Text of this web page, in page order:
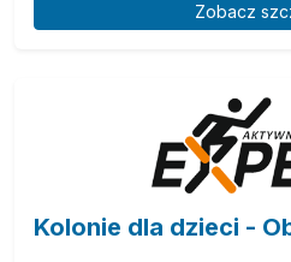
Zobacz
Kolonie dla dzieci -